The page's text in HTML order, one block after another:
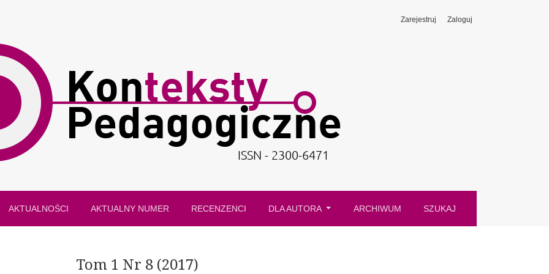
AKTUALNOŚCI AKTUALNY NUMER RECENZENCI DLA AUTORA ARCHIWUM SZUKAJ
Zarejestruj Zaloguj
Tom 1 Nr 8 (2017)